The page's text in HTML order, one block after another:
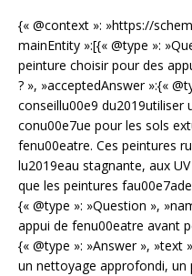
{« @context »: »https://
mainEntity »:[{« @type »:
peinture choisir pour des
? », »acceptedAnswer »:{«
conseillu00e9 du2019utiliser
conu00e7ue pour les sols
fenu00eatre. Ces peintures
lu2019eau stagnante, aux
que les peintures
{« @type »: »Question »,
appui de fenu00eatre avant
{« @type »: »Answer », »text
un nettoyage approfondi, un